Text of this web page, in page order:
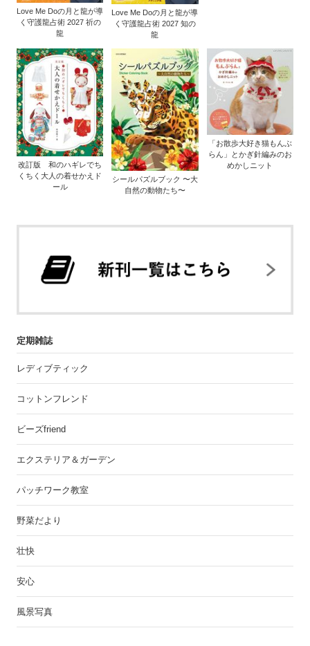
Love Me Doの月と龍が導
く守護龍占術 2027 祈の
龍
Love Me Doの月と龍が導
く守護龍占術 2027 知の
龍
改訂版 和のハギレでち
くちく大人の着せかえド
ール
シールパズルブック 〜大
自然の動物たち〜
「お散歩大好き猫もんぶ
らん」とかぎ針編みのお
めかしニット
定期雑誌
レディブティック
コットンフレンド
ビーズfriend
エクステリア＆ガーデン
パッチワーク教室
野菜だより
壮快
安心
風景写真